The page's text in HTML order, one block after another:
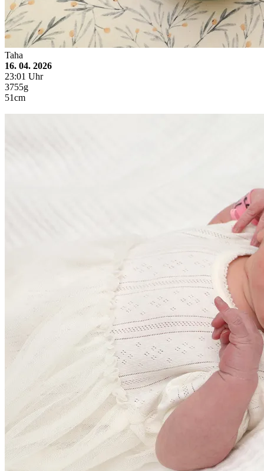
Taha
16. 04. 2026
23:01 Uhr
3755g
51cm